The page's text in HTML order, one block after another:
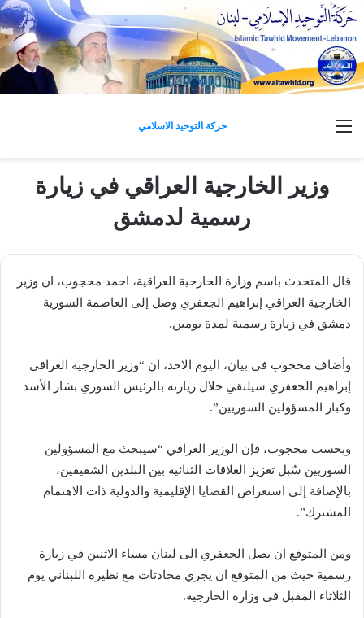
حركة التوحيد الاسلامي
وزير الخارجية العراقي في زيارة
رسمية لدمشق
قال المتحدث باسم وزارة الخارجية العراقية، احمد محجوب، ان وزير
الخارجية العراقي إبراهيم الجعفري وصل إلى العاصمة السورية
دمشق في زيارة رسمية لمدة يومين.
وأضاف محجوب في بيان، اليوم الاحد، ان “وزير الخارجية العراقي
إبراهيم الجعفري سيلتقي خلال زيارته بالرئيس السوري بشار الأسد
وكبار المسؤولين السوريين”.
وبحسب محجوب، فإن الوزير العراقي “سيبحث مع المسؤولين
السوريين سٌبل تعزيز العلاقات الثنائية بين البلدين الشقيقين،
بالإضافة إلى استعراض القضايا الإقليمية والدولية ذات الاهتمام
المشترك”.
ومن المتوقع ان يصل الجعفري الى لبنان مساء الاثنين في زيارة
رسمية حيث من المتوقع ان يجري محادثات مع نظيره اللبناني يوم
الثلاثاء المقبل في وزارة الخارجية.